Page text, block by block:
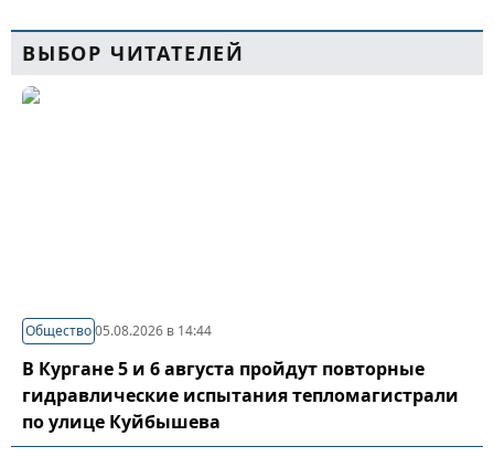
ВЫБОР ЧИТАТЕЛЕЙ
Общество05.08.2026 в 14:44
В Кургане 5 и 6 августа пройдут повторные
гидравлические испытания тепломагистрали
по улице Куйбышева